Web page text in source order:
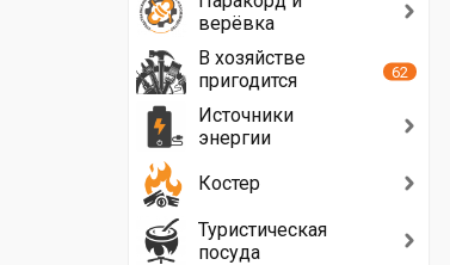
верёвка
В хозяйстве
пригодится
62
Источники
энергии
Костер
Туристическая
посуда